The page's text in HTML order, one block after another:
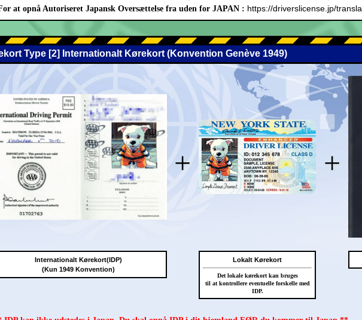
at opnå Autoriseret Japansk Oversættelse fra uden for JAPAN : https://driverslicense.jp/
Type [2] Internationalt Kørekort (Konvention Genève 1949)
+ +
Internationalt Kørekort(IDP)
(Kun 1949 Konvention)
Lokalt Kørekort
Det lokale kørekort kan bruges
til at kontrollere eventuelle forskelle med
IDP.